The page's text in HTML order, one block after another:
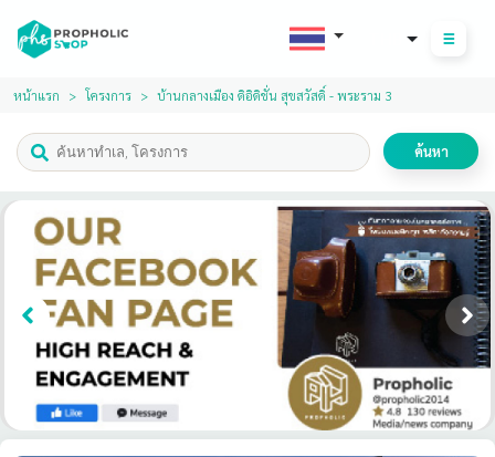
หน้าแรก โครงการ บ้านกลางเมือง ดิอิดิชั่น สุขสวัสดิ์ - พระราม 3
ค้นหา